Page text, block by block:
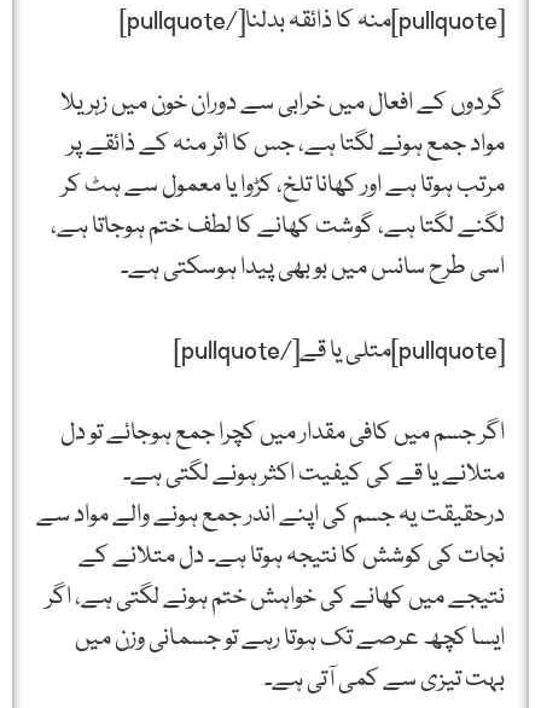
[pullquote]منہ کا ذائقہ بدلنا[/pullquote]
گردوں کے افعال میں خرابی سے دوران خون میں زہریلا
مواد جمع ہونے لگتا ہے، جس کا اثر منہ کے ذائقے پر
مرتب ہوتا ہے اور کھانا تلخ، کڑوا یا معمول سے ہٹ کر
لگنے لگتا ہے، گوشت کھانے کا لطف ختم ہوجاتا ہے،
اسی طرح سانس میں بو بھی پیدا ہوسکتی ہے۔
[pullquote]متلی یا قے[/pullquote]
اگر جسم میں کافی مقدار میں کچرا جمع ہوجائے تو دل
متلانے یا قے کی کیفیت اکثر ہونے لگتی ہے۔
درحقیقت یہ جسم کی اپنے اندر جمع ہونے والے مواد سے
نجات کی کوشش کا نتیجہ ہوتا ہے۔ دل متلانے کے
نتیجے میں کھانے کی خواہش ختم ہونے لگتی ہے، اگر
ایسا کچھ عرصے تک ہوتا رہے تو جسمانی وزن میں
بہت تیزی سے کمی آتی ہے۔